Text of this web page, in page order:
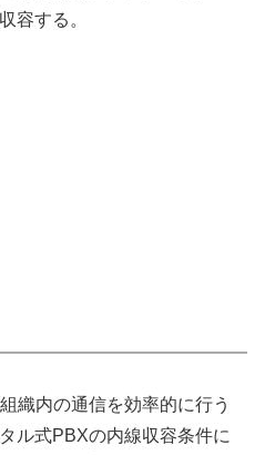
容する。
織内の通信を効率的に行う
ル式PBXの内線収容条件に